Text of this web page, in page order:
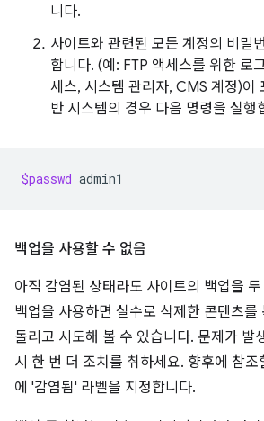
니다.
사이트와 관련된 모든 계정의 비밀
합니다. (예: FTP 액세스를 위한 로
세스, 시스템 관리자, CMS 계정)이
반 시스템의 경우 다음 명령을 실행
$passwd
백업을 사용할 수 없음
아직 감염된 상태라도 사이트의 백업을
백업을 사용하면 실수로 삭제한 콘텐츠를
돌리고 시도해 볼 수 있습니다. 문제가 발
시 한 번 더 조치를 취하세요. 향후에 참조
에 '감염됨' 라벨을 지정합니다.